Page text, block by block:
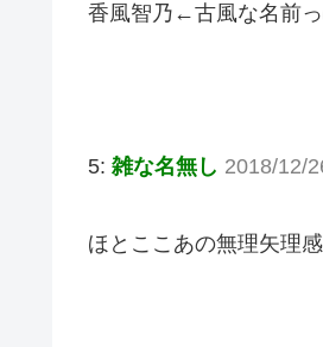
香風智乃←古風な名前
5: 雑な名無し 2018/12/
ほとここあの無理矢理